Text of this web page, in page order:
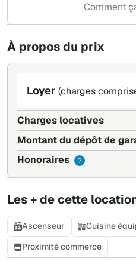
À propos du prix
Loyer (charges
Charges locatives
Montant du dépôt de
Honoraires
?
Les + de cette
Ascenseur Cuisine
Proximité commerce
Comment